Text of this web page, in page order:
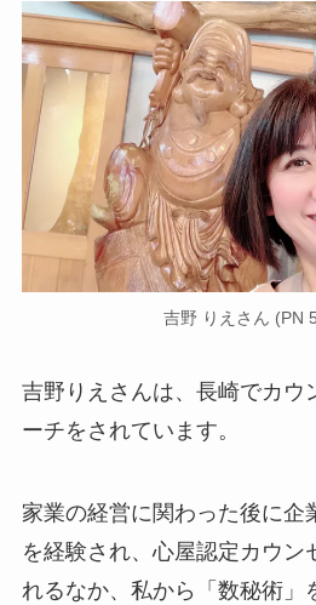
吉野 りえさん (PN
吉野りえさんは、長崎でカウ
ーチをされています。
家業の経営に関わった後に企
を経験され、心屋認定カウン
れるなか、私から「数秘術」